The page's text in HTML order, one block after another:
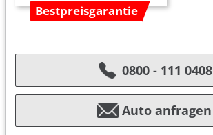
Bestpreisgarantie
0800 - 111 0408
Auto anfragen